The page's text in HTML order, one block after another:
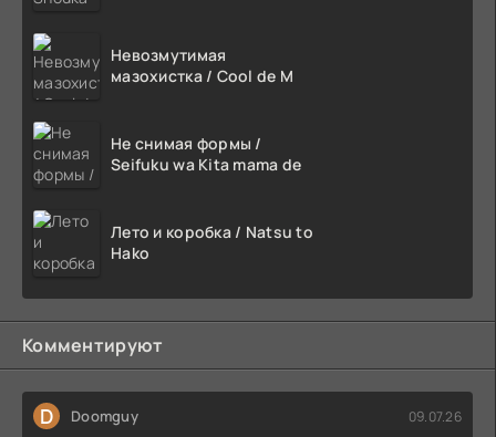
Невозмутимая
мазохистка / Cool de M
Не снимая формы /
Seifuku wa Kita mama de
Лето и коробка / Natsu to
Hako
Комментируют
D Doomguy 09.07.26